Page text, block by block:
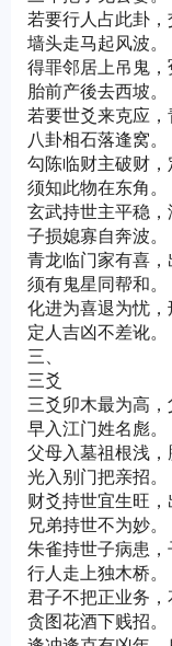
若要行人占此卦
墙头走马起风波。
得罪邻居上吊鬼
胎前产後去西坡。
若要世爻来克应
八卦相石落逢窝。
勾陈临财主破财
须知此物在东角。
玄武持世主平稳
子损媳寡自奔波。
青龙临门家有喜
须有鬼星同帮和。
化进为喜退为忧
定人吉凶不差讹。
三、
三爻
三爻卯木最为高
早入江门姓名彪。
父母入墓祖根浅
光入别门把亲招。
财爻持世宜生旺
兄弟持世不为妙。
朱雀持世子病患
行人走上独木桥。
君子不把正业务
贪图花酒下贱招。